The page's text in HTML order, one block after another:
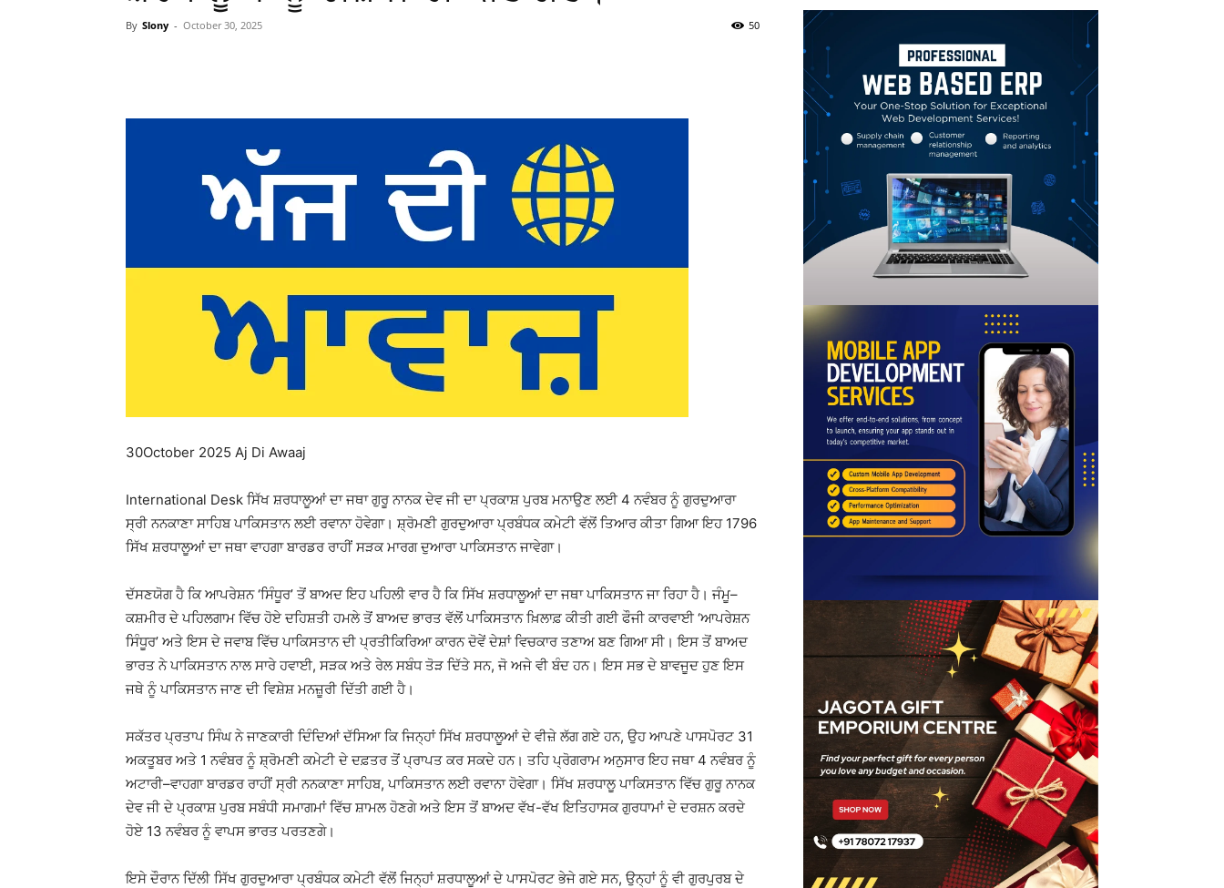
By Slony - October 30, 2025 50
Email Print
30October 2025 Aj Di Awaaj
International Desk ਸਿੱਖ ਸ਼ਰਧਾਲੂਆਂ ਦਾ ਜਥਾ ਗੁਰੂ ਨਾਨਕ ਦੇਵ ਜੀ ਦਾ ਪ੍ਰਕਾਸ਼ ਪੁਰਬ ਮਨਾਉਣ ਲਈ 4 ਨਵੰਬਰ ਨੂੰ ਗੁਰਦੁਆਰਾ
ਸ੍ਰੀ ਨਨਕਾਣਾ ਸਾਹਿਬ ਪਾਕਿਸਤਾਨ ਲਈ ਰਵਾਨਾ ਹੋਵੇਗਾ। ਸ਼੍ਰੋਮਣੀ ਗੁਰਦੁਆਰਾ ਪ੍ਰਬੰਧਕ ਕਮੇਟੀ ਵੱਲੋਂ ਤਿਆਰ ਕੀਤਾ ਗਿਆ ਇਹ 1796
ਸਿੱਖ ਸ਼ਰਧਾਲੂਆਂ ਦਾ ਜਥਾ ਵਾਹਗਾ ਬਾਰਡਰ ਰਾਹੀਂ ਸੜਕ ਮਾਰਗ ਦੁਆਰਾ ਪਾਕਿਸਤਾਨ ਜਾਵੇਗਾ।
ਦੱਸਣਯੋਗ ਹੈ ਕਿ ਆਪਰੇਸ਼ਨ ‘ਸਿੰਧੂਰ’ ਤੋਂ ਬਾਅਦ ਇਹ ਪਹਿਲੀ ਵਾਰ ਹੈ ਕਿ ਸਿੱਖ ਸ਼ਰਧਾਲੂਆਂ ਦਾ ਜਥਾ ਪਾਕਿਸਤਾਨ ਜਾ ਰਿਹਾ ਹੈ। ਜੰਮੂ–
ਕਸ਼ਮੀਰ ਦੇ ਪਹਿਲਗਾਮ ਵਿੱਚ ਹੋਏ ਦਹਿਸ਼ਤੀ ਹਮਲੇ ਤੋਂ ਬਾਅਦ ਭਾਰਤ ਵੱਲੋਂ ਪਾਕਿਸਤਾਨ ਖ਼ਿਲਾਫ਼ ਕੀਤੀ ਗਈ ਫੌਜੀ ਕਾਰਵਾਈ ‘ਆਪਰੇਸ਼ਨ
ਸਿੰਧੂਰ’ ਅਤੇ ਇਸ ਦੇ ਜਵਾਬ ਵਿੱਚ ਪਾਕਿਸਤਾਨ ਦੀ ਪ੍ਰਤੀਕਿਰਿਆ ਕਾਰਨ ਦੋਵੇਂ ਦੇਸ਼ਾਂ ਵਿਚਕਾਰ ਤਣਾਅ ਬਣ ਗਿਆ ਸੀ। ਇਸ ਤੋਂ ਬਾਅਦ
ਭਾਰਤ ਨੇ ਪਾਕਿਸਤਾਨ ਨਾਲ ਸਾਰੇ ਹਵਾਈ, ਸੜਕ ਅਤੇ ਰੇਲ ਸਬੰਧ ਤੋੜ ਦਿੱਤੇ ਸਨ, ਜੋ ਅਜੇ ਵੀ ਬੰਦ ਹਨ। ਇਸ ਸਭ ਦੇ ਬਾਵਜੂਦ ਹੁਣ ਇਸ
ਜਥੇ ਨੂੰ ਪਾਕਿਸਤਾਨ ਜਾਣ ਦੀ ਵਿਸ਼ੇਸ਼ ਮਨਜ਼ੂਰੀ ਦਿੱਤੀ ਗਈ ਹੈ।
ਸਕੱਤਰ ਪ੍ਰਤਾਪ ਸਿੰਘ ਨੇ ਜਾਣਕਾਰੀ ਦਿੰਦਿਆਂ ਦੱਸਿਆ ਕਿ ਜਿਨ੍ਹਾਂ ਸਿੱਖ ਸ਼ਰਧਾਲੂਆਂ ਦੇ ਵੀਜ਼ੇ ਲੱਗ ਗਏ ਹਨ, ਉਹ ਆਪਣੇ ਪਾਸਪੋਰਟ 31
ਅਕਤੂਬਰ ਅਤੇ 1 ਨਵੰਬਰ ਨੂੰ ਸ਼੍ਰੋਮਣੀ ਕਮੇਟੀ ਦੇ ਦਫ਼ਤਰ ਤੋਂ ਪ੍ਰਾਪਤ ਕਰ ਸਕਦੇ ਹਨ। ਤਹਿ ਪ੍ਰੋਗਰਾਮ ਅਨੁਸਾਰ ਇਹ ਜਥਾ 4 ਨਵੰਬਰ ਨੂੰ
ਅਟਾਰੀ–ਵਾਹਗਾ ਬਾਰਡਰ ਰਾਹੀਂ ਸ੍ਰੀ ਨਨਕਾਣਾ ਸਾਹਿਬ, ਪਾਕਿਸਤਾਨ ਲਈ ਰਵਾਨਾ ਹੋਵੇਗਾ। ਸਿੱਖ ਸ਼ਰਧਾਲੂ ਪਾਕਿਸਤਾਨ ਵਿੱਚ ਗੁਰੂ ਨਾਨਕ
ਦੇਵ ਜੀ ਦੇ ਪ੍ਰਕਾਸ਼ ਪੁਰਬ ਸਬੰਧੀ ਸਮਾਗਮਾਂ ਵਿੱਚ ਸ਼ਾਮਲ ਹੋਣਗੇ ਅਤੇ ਇਸ ਤੋਂ ਬਾਅਦ ਵੱਖ-ਵੱਖ ਇਤਿਹਾਸਕ ਗੁਰਧਾਮਾਂ ਦੇ ਦਰਸ਼ਨ ਕਰਦੇ
ਹੋਏ 13 ਨਵੰਬਰ ਨੂੰ ਵਾਪਸ ਭਾਰਤ ਪਰਤਣਗੇ।
ਇਸੇ ਦੌਰਾਨ ਦਿੱਲੀ ਸਿੱਖ ਗੁਰਦੁਆਰਾ ਪ੍ਰਬੰਧਕ ਕਮੇਟੀ ਵੱਲੋਂ ਜਿਨ੍ਹਾਂ ਸ਼ਰਧਾਲੂਆਂ ਦੇ ਪਾਸਪੋਰਟ ਭੇਜੇ ਗਏ ਸਨ, ਉਨ੍ਹਾਂ ਨੂੰ ਵੀ ਗੁਰਪੁਰਬ ਦੇ